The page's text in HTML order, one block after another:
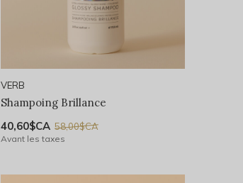
VERB
Shampoing Brillance
40,60$CA 58,00$CA
Avant les taxes